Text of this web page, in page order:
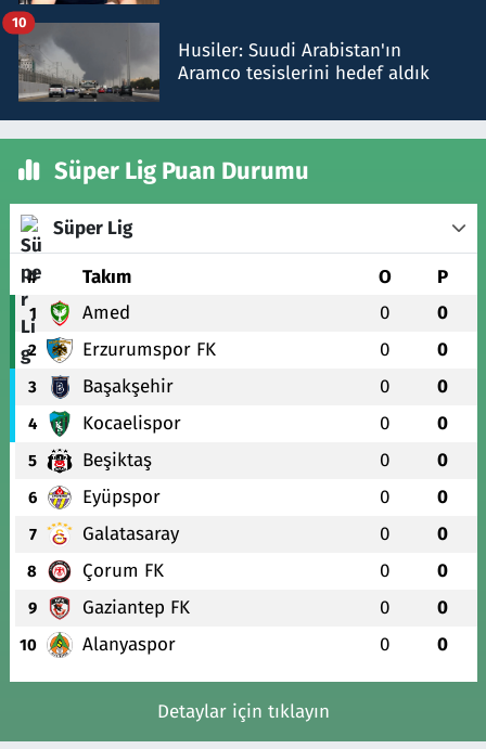
Husiler: Suudi Arabistan'ın
Aramco tesislerini hedef aldık
10
Süper Lig Puan Durumu
Süper Lig
# Takım O P
1 Amed 0 0
2 Erzurumspor FK 0 0
3 Başakşehir 0 0
4 Kocaelispor 0 0
5 Beşiktaş 0 0
6 Eyüpspor 0 0
7 Galatasaray 0 0
8 Çorum FK 0 0
9 Gaziantep FK 0 0
10 Alanyaspor 0 0
Detaylar için tıklayın